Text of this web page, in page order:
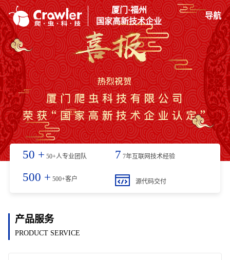
厦门·福州
国家高新技术企业
导航
50 + 50+人专业团队 7 7年互联网技术经验
500 + 500+客户 源代码交付
产品服务
PRODUCT SERVICE